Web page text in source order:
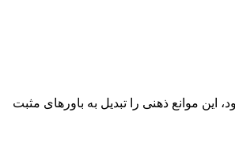
موانع ذهنی را تبدیل به باورهای مثبت